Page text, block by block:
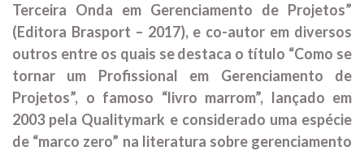
Terceira Onda em Gerenciamento de Projetos”
(Editora Brasport – 2017), e co-autor em diversos
outros entre os quais se destaca o título “Como se
tornar um Profissional em Gerenciamento de
Projetos”, o famoso “livro marrom”, lançado em
2003 pela Qualitymark e considerado uma espécie
de “marco zero” na literatura sobre gerenciamento